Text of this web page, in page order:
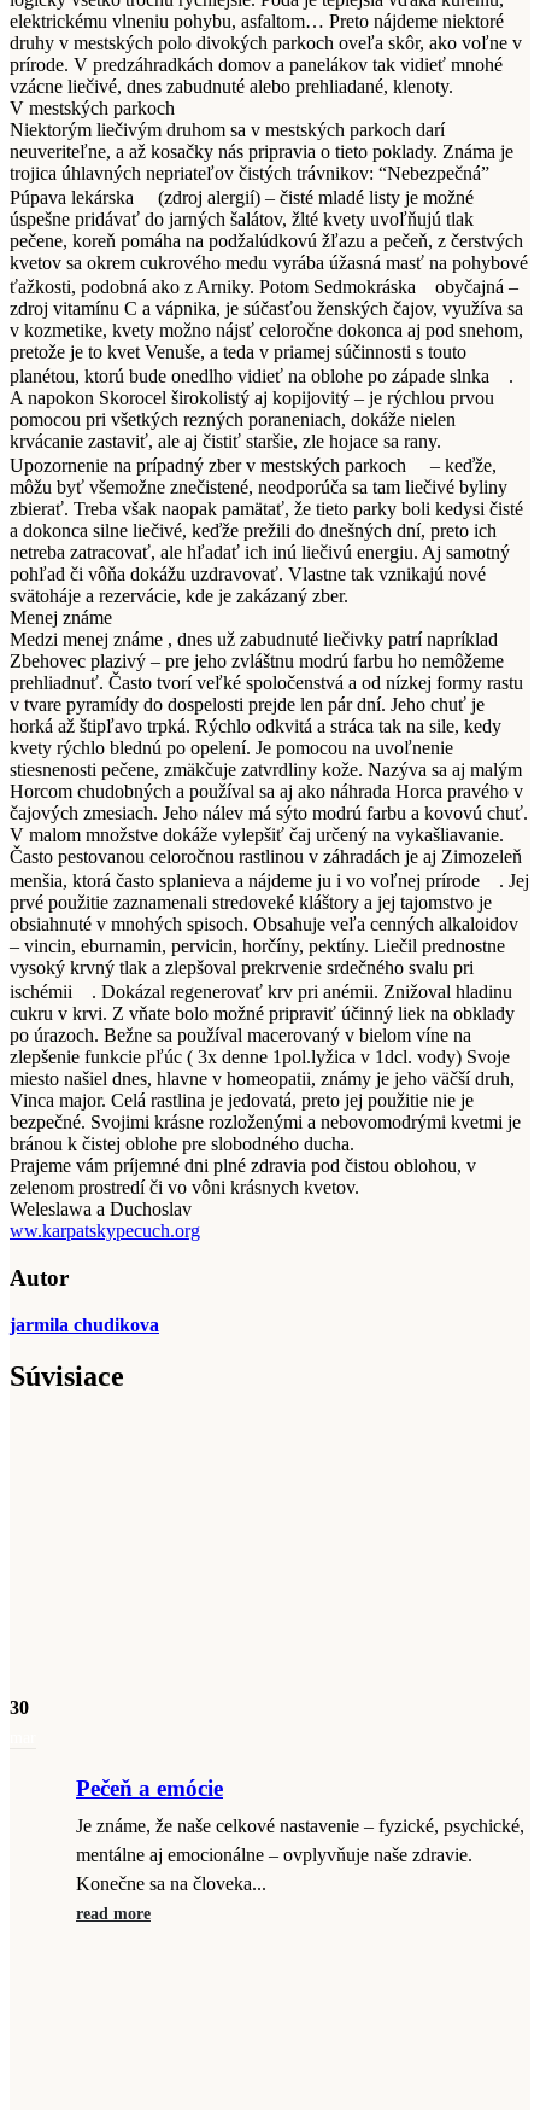
elektrickému vlneniu pohybu, asfaltom… Preto nájdeme niektoré
druhy v mestských polo divokých parkoch oveľa skôr, ako voľne v
prírode. V predzáhradkách domov a panelákov tak vidieť mnohé
vzácne liečivé, dnes zabudnuté alebo prehliadané, klenoty.
V mestských parkoch
Niektorým liečivým druhom sa v mestských parkoch darí
neuveriteľne, a až kosačky nás pripravia o tieto poklady. Známa je
trojica úhlavných nepriateľov čistých trávnikov: “Nebezpečná”
Púpava lekárska
(zdroj alergií) – čisté mladé listy je možné
úspešne pridávať do jarných šalátov, žlté kvety uvoľňujú tlak
pečene, koreň pomáha na podžalúdkovú žľazu a pečeň, z čerstvých
kvetov sa okrem cukrového medu vyrába úžasná masť na pohybové
ťažkosti, podobná ako z Arniky. Potom Sedmokráska
obyčajná –
zdroj vitamínu C a vápnika, je súčasťou ženských čajov, využíva sa
v kozmetike, kvety možno nájsť celoročne dokonca aj pod snehom,
pretože je to kvet Venuše, a teda v priamej súčinnosti s touto
planétou, ktorú bude onedlho vidieť na oblohe po západe slnka
.
A napokon Skorocel širokolistý aj kopijovitý – je rýchlou prvou
pomocou pri všetkých rezných poraneniach, dokáže nielen
krvácanie zastaviť, ale aj čistiť staršie, zle hojace sa rany.
Upozornenie na prípadný zber v mestských parkoch
– keďže,
môžu byť všemožne znečistené, neodporúča sa tam liečivé byliny
zbierať. Treba však naopak pamätať, že tieto parky boli kedysi čisté
a dokonca silne liečivé, keďže prežili do dnešných dní, preto ich
netreba zatracovať, ale hľadať ich inú liečivú energiu. Aj samotný
pohľad či vôňa dokážu uzdravovať. Vlastne tak vznikajú nové
svätoháje a rezervácie, kde je zakázaný zber.
Menej známe
Medzi menej známe , dnes už zabudnuté liečivky patrí napríklad
Zbehovec plazivý – pre jeho zvláštnu modrú farbu ho nemôžeme
prehliadnuť. Často tvorí veľké spoločenstvá a od nízkej formy rastu
v tvare pyramídy do dospelosti prejde len pár dní. Jeho chuť je
horká až štipľavo trpká. Rýchlo odkvitá a stráca tak na sile, kedy
kvety rýchlo blednú po opelení. Je pomocou na uvoľnenie
stiesnenosti pečene, zmäkčuje zatvrdliny kože. Nazýva sa aj malým
Horcom chudobných a používal sa aj ako náhrada Horca pravého v
čajových zmesiach. Jeho nálev má sýto modrú farbu a kovovú chuť.
V malom množstve dokáže vylepšiť čaj určený na vykašliavanie.
Často pestovanou celoročnou rastlinou v záhradách je aj Zimozeleň
menšia, ktorá často splanieva a nájdeme ju i vo voľnej prírode
. Jej
prvé použitie zaznamenali stredoveké kláštory a jej tajomstvo je
obsiahnuté v mnohých spisoch. Obsahuje veľa cenných alkaloidov
– vincin, eburnamin, pervicin, horčíny, pektíny. Liečil prednostne
vysoký krvný tlak a zlepšoval prekrvenie srdečného svalu pri
ischémii
. Dokázal regenerovať krv pri anémii. Znižoval hladinu
cukru v krvi. Z vňate bolo možné pripraviť účinný liek na obklady
po úrazoch. Bežne sa používal macerovaný v bielom víne na
zlepšenie funkcie pľúc ( 3x denne 1pol.lyžica v 1dcl. vody) Svoje
miesto našiel dnes, hlavne v homeopatii, známy je jeho väčší druh,
Vinca major. Celá rastlina je jedovatá, preto jej použitie nie je
bezpečné. Svojimi krásne rozloženými a nebovomodrými kvetmi je
bránou k čistej oblohe pre slobodného ducha.
Prajeme vám príjemné dni plné zdravia pod čistou oblohou, v
zelenom prostredí či vo vôni krásnych kvetov.
Weleslawa a Duchoslav
ww.karpatskypecuch.org
Autor
jarmila chudikova
Súvisiace
30
Pečeň a emócie
Je známe, že naše celkové nastavenie – fyzické, psychické,
mentálne aj emocionálne – ovplyvňuje naše zdravie.
Konečne sa na človeka...
read more